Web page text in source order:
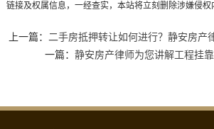
链接及权属信息，一经查实，本站将立刻删除涉嫌侵权
上一篇： 二手房抵押转让如何进行？静安房产
一篇： 静安房产律师为您讲解工程挂